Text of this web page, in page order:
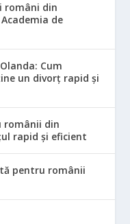
români din
de
Cum
un divorț rapid și
românii din
rapid și eficient
pentru românii